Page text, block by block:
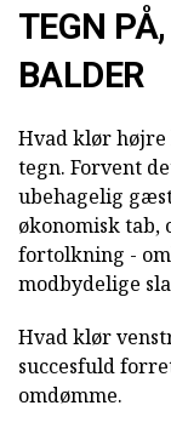
TEGN
BALDER
Hvad klør højre
tegn. Forvent
ubehagelig
økonomisk tab,
fortolkning -
modbydelige
Hvad klør
succesfuld
omdømme.